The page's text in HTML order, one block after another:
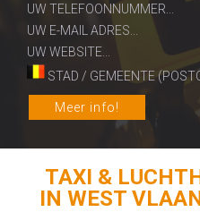
UW TELEFOONNUMMER...
UW E-MAIL ADRES...
UW WEBSITE...
STAD / GEMEENTE
Meer info!
TAXI &
IN WEST